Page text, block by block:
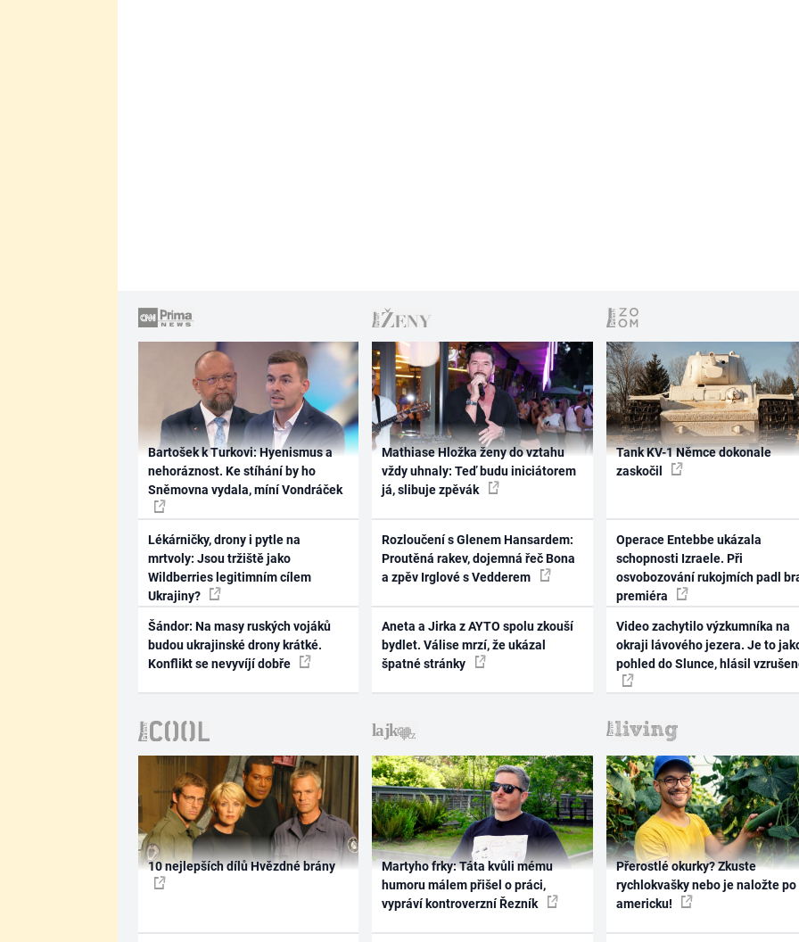
Bartošek k Turkovi: Hyenismus a
nehoráznost. Ke stíhání by ho
Sněmovna vydala, míní Vondráček
Lékárničky, drony i pytle na
mrtvoly: Jsou tržiště jako
Wildberries legitimním cílem
Ukrajiny?
Šándor: Na masy ruských vojáků
budou ukrajinské drony krátké.
Konflikt se nevyvíjí dobře
Mathiase Hložka ženy do vztahu
vždy uhnaly: Teď budu iniciátorem
já, slibuje zpěvák
Rozloučení s Glenem Hansardem:
Proutěná rakev, dojemná řeč Bona
a zpěv Irglové s Vedderem
Aneta a Jirka z AYTO spolu zkouší
bydlet. Válise mrzí, že ukázal
špatné stránky
Tank KV-1 Němce dokonale
zaskočil
Operace Entebbe ukázala
schopnosti Izraele. Při
osvobozování rukojmích padl
premiéra
Video zachytilo výzkumníka na
okraji lávového jezera. Je to
pohled do Slunce, hlásil
10 nejlepších dílů Hvězdné brány
Martyho frky: Táta kvůli mému
humoru málem přišel o práci,
vypráví kontroverzní Řezník
Přerostlé okurky? Zkuste
rychlokvašky nebo je naložte po
americku!